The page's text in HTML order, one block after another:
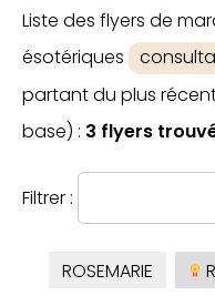
Liste des flyers de
ésotériques
partant du plus
base) : 3 flyers
Filtrer :
ROSEMARIE